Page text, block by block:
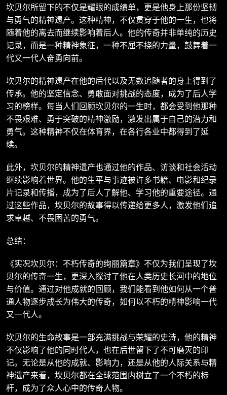
坎贝尔所留下的不仅是耀眼的成绩单，更是他身上那份坚韧
与勇气的精神遗产。这种精神，不仅贯穿于他的一生，也将
随着他的离去而继续影响着后人。他的传奇并非单纯的历史
记录，而是一种精神象征，一种不屈不挠的力量，鼓舞着一
代又一代人奋勇向前。
坎贝尔的精神遗产在他的后代以及无数追随者的身上得到了
传承。他的坚定信念、勇敢面对挑战的态度，成为了后人学
习的榜样。每当人们回顾坎贝尔的一生时，都会受到他那种
不畏艰难、勇于突破的精神激励，激发出属于自己的潜力和
勇气。这种精神不仅在体育界，在各行各业中都得到了延
续。
此外，坎贝尔的精神遗产也通过他的作品、访谈和社会活动
继续影响着世界。他的生平与事迹被许多书籍、电影和纪录
片记录和传播，成为了后人了解他、学习他的重要途径。通
过这些作品，坎贝尔的故事得以传递给更多人，激发他们追
求卓越、不畏困苦的勇气。
总结：
《实况坎贝尔：不朽传奇的绚丽篇章》不仅为我们呈现了坎
贝尔的传奇一生，更深入探讨了他在人类历史长河中的地位
与价值。通过对他成就的回顾，我们能看到他如何从一个普
通人物逐步成长为伟大的传奇，如何以不朽的精神影响一代
又一代人。
坎贝尔的生命故事是一部充满挑战与荣耀的史诗，他的精神
不仅影响了他的同时代人，也在后世留下了不可磨灭的印
记。无论是从他的成就、影响力，还是从他的人际关系与精
神遗产来看，坎贝尔都在全球范围内树立了一个不朽的标
杆，成为了众人心中的传奇人物。